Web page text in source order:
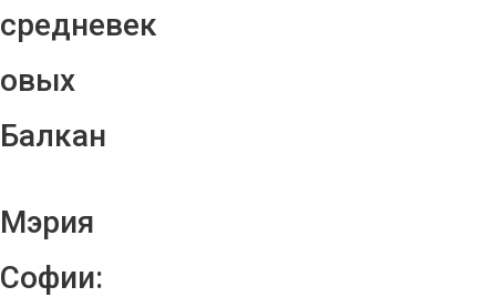
средневек
овых
Балкан
Мэрия
Софии: